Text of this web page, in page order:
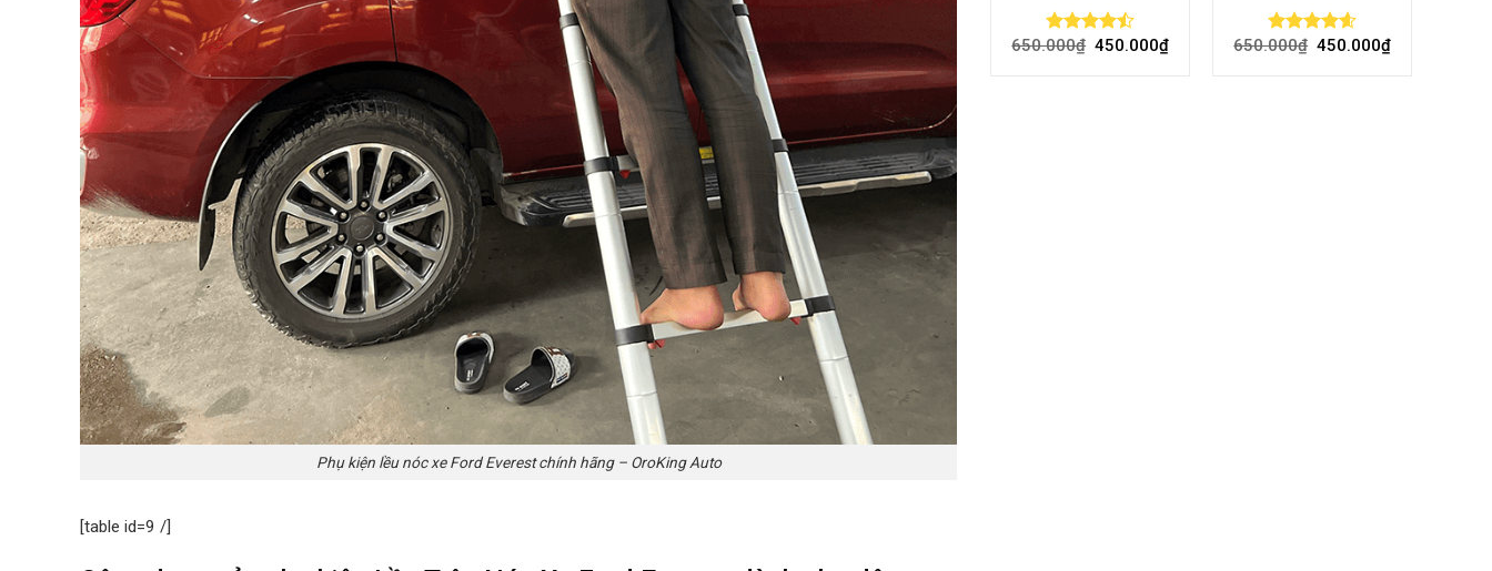
Phụ kiện lều nóc xe Ford Everest chính hãng – OroKing Auto
[table id=9 /]
Rated
650.000₫ 450.000₫ Rated4.57
650.000₫ 450.000₫